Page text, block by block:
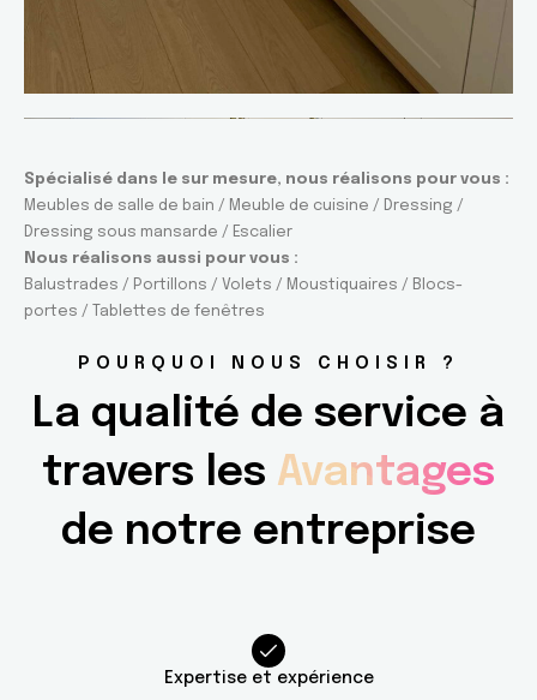
Spécialisé dans le sur mesure, nous réalisons pour vous :
Meubles de salle de bain / Meuble de cuisine / Dressing /
Dressing sous mansarde / Escalier
Nous réalisons aussi pour vous :
Balustrades / Portillons / Volets / Moustiquaires / Blocs-
portes / Tablettes de fenêtres
POURQUOI NOUS CHOISIR ?
La qualité de service à
travers les Avantages
de notre entreprise
Expertise et expérience